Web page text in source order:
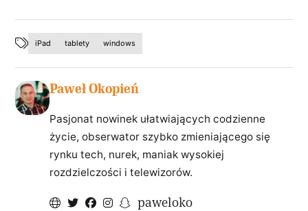
iPad tablety windows
Paweł Okopień
Pasjonat nowinek ułatwiających codzienne
życie, obserwator szybko zmieniającego się
rynku tech, nurek, maniak wysokiej
rozdzielczości i telewizorów.
paweloko